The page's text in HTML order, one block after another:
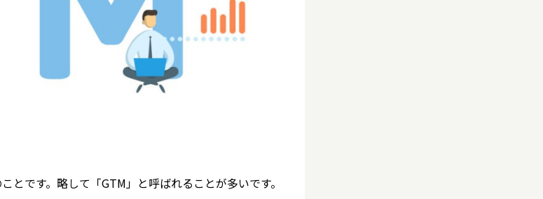
です。略して「GTM」と呼ばれることが多いです。